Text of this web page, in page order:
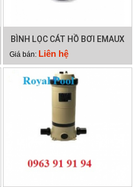
BÌNH LỌC CÁT HỒ BƠI EMAUX
P350
Giá bán: Liên hệ